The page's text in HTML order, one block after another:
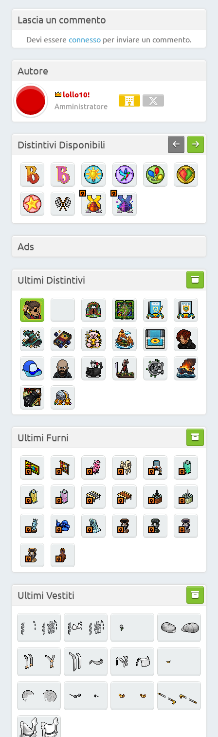
Lascia un commento
Devi essere connesso per inviare un commento.
Autore
lollo10!
Amministratore
Distintivi Disponibili
Ads
Ultimi Distintivi
Ultimi Furni
Ultimi Vestiti